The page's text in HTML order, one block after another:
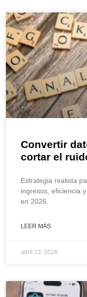
Convertir
cortar el
Estrategia realista
ingresos, eficiencia
en 2026.
LEER MÁS
abril 13, 2026